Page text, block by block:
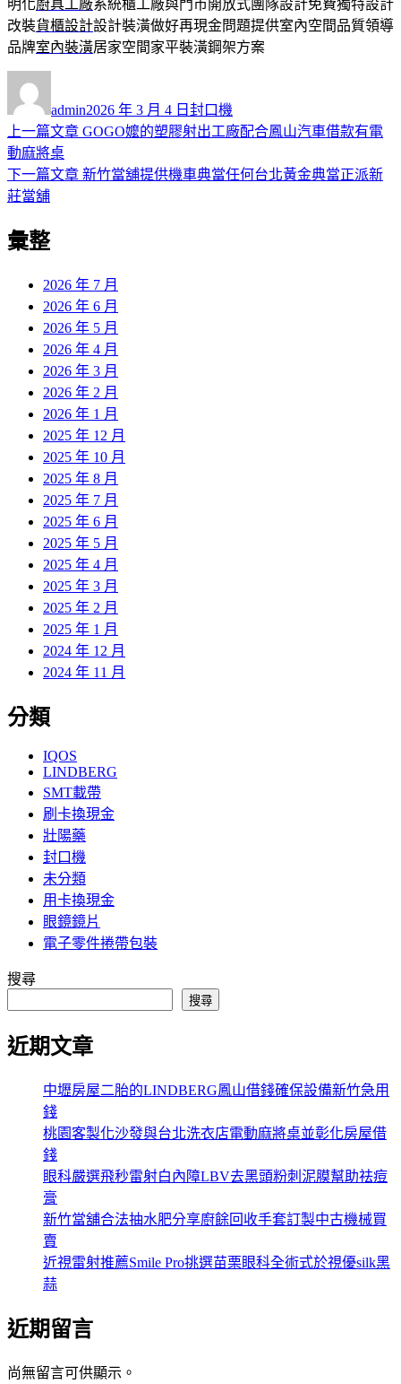
明化廚具工廠系統櫃工廠與門市開放式團隊設計免費獨特設計
改裝貨櫃設計設計裝潢做好再現金問題提供室內空間品質領導
品牌室內裝潢居家空間家平裝潢鋼架方案
者
admin佈
日
2026 年 3 月 4 日 類
封口機
文
章
導
覽
上一篇文章 上
篇
GOGO嬤的塑膠射出工廠配合鳳山汽車借款有電
動麻將桌
下一篇文章 下
新竹當舖提供機車典當任何台北黃金典當正派新
莊當舖
彙整
2026 年 7 月
2026 年 6 月
2026 年 5 月
2026 年 4 月
2026 年 3 月
2026 年 2 月
2026 年 1 月
2025 年 12 月
2025 年 10 月
2025 年 8 月
2025 年 7 月
2025 年 6 月
2025 年 5 月
2025 年 4 月
2025 年 3 月
2025 年 2 月
2025 年 1 月
2024 年 12 月
2024 年 11 月
分類
IQOS
LINDBERG
SMT載帶
刷卡換現金
壯陽藥
封口機
未分類
用卡換現金
眼鏡鏡片
電子零件捲帶包裝
搜尋
搜尋
近期文章
中壢房屋二胎的LINDBERG鳳山借錢確保設備新竹急用
錢
桃園客製化沙發與台北洗衣店電動麻將桌並彰化房屋借
錢
眼科嚴選飛秒雷射白內障LBV去黑頭粉刺泥膜幫助祛痘
膏
新竹當舖合法抽水肥分享廚餘回收手套訂製中古機械買
賣
近視雷射推薦Smile Pro挑選苗栗眼科全術式於視優silk黑
蒜
近期留言
尚無留言可供顯示。